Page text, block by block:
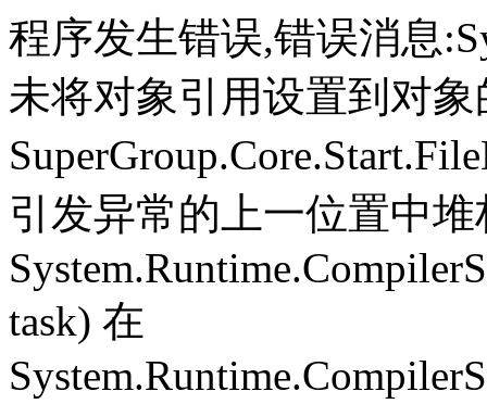
程序发生错误,错误消息
未将对象引用设置到对
引发异常的上一位置中
task) 在